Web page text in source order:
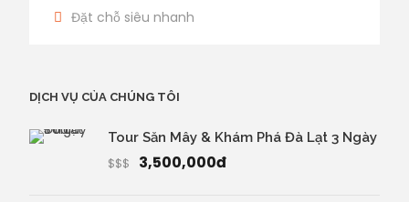
Đặt chỗ siêu nhanh
DỊCH VỤ CỦA CHÚNG TÔI
Tour Săn Mây & Khám Phá Đà Lạt 3 Ngày
$$$ 3,500,000đ